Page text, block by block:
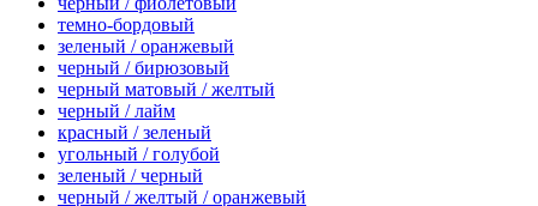
темно-бордовый
зеленый / оранжевый
черный / бирюзовый
черный матовый / желтый
черный / лайм
красный / зеленый
угольный / голубой
зеленый / черный
черный / желтый / оранжевый